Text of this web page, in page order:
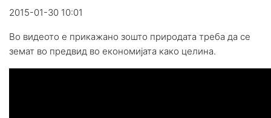
2015-01-30 10:01
Во видеото е прикажано зошто природата треба да се
земат во предвид во економијата како целина.